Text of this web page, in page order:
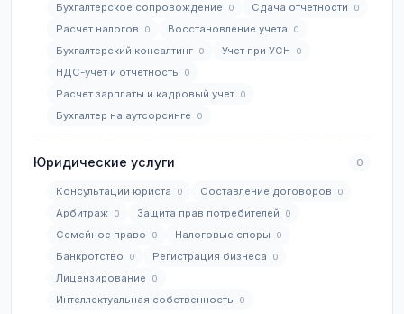
Бухгалтерское сопровождение 0 Сдача отчетности 0
Расчет налогов 0 Восстановление учета 0
Бухгалтерский консалтинг 0 Учет при УСН 0
НДС-учет и отчетность 0
Расчет зарплаты и кадровый учет 0
Бухгалтер на аутсорсинге 0
Юридические услуги 0
Консультации юриста 0 Составление договоров 0
Арбитраж 0 Защита прав потребителей 0
Семейное право 0 Налоговые споры 0
Банкротство 0 Регистрация бизнеса 0
Лицензирование 0
Интеллектуальная собственность 0